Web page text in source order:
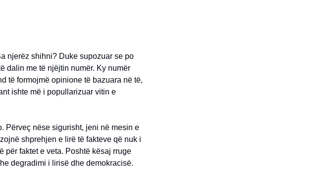
njerëz shihni? Duke supozuar se po
dalin me të njëjtin numër. Ky numër
të formojmë opinione të bazuara në të,
ishte më i popullarizuar vitin e
Përveç nëse sigurisht, jeni në mesin e
shprehjen e lirë të fakteve që nuk i
për faktet e veta. Poshtë kësaj rruge
degradimi i lirisë dhe demokracisë.